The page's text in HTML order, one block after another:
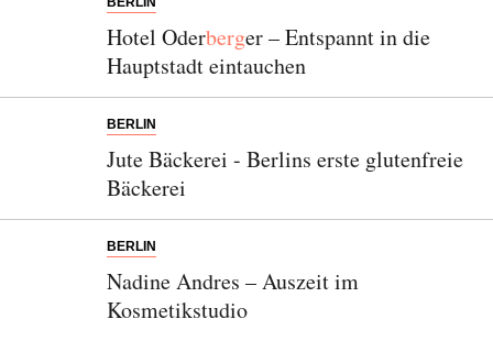
Hotel Oderberger – Entspannt in die
Hauptstadt eintauchen
BERLIN
Jute Bäckerei - Berlins erste glutenfreie
Bäckerei
BERLIN
Nadine Andres – Auszeit im
Kosmetikstudio